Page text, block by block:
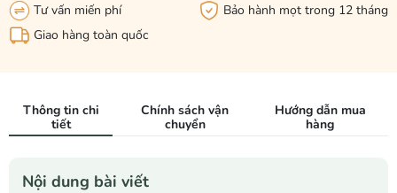
Tư vấn miến phí
Bảo hành mọt trong 12 tháng
Giao hàng toàn quốc
Thông tin chi
tiết
Chính sách vận
chuyển
Hướng dẫn mua
hàng
Nội dung bài viết